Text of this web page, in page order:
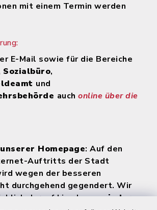
mit einem Termin werden
E-Mail sowie für die Bereiche
Sozialbüro,
und
auch online über die
Homepage: Auf den
Auftritts der Stadt
wegen der besseren
durchgehend gegendert. Wir
darauf hin, dasszu jeder